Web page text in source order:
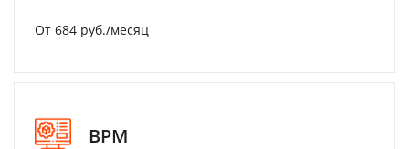
От 684 руб./месяц
BPM